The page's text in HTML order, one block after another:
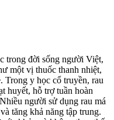
trong đời sống người Việt,
một vị thuốc thanh nhiệt,
Trong y học cổ truyền, rau
huyết, hỗ trợ tuần hoàn
người sử dụng rau má
tăng khả năng tập trung.